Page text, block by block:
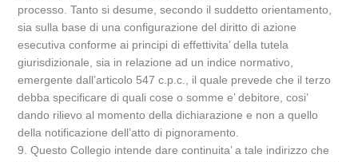
processo. Tanto si desume, secondo il suddetto orientamento,
sia sulla base di una configurazione del diritto di azione
esecutiva conforme ai principi di effettivita’ della tutela
giurisdizionale, sia in relazione ad un indice normativo,
emergente dall’articolo 547 c.p.c., il quale prevede che il terzo
debba specificare di quali cose o somme e’ debitore, cosi’
dando rilievo al momento della dichiarazione e non a quello
della notificazione dell’atto di pignoramento.
9. Questo Collegio intende dare continuita’ a tale indirizzo che